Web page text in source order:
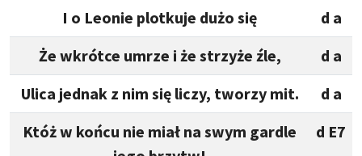
I o Leonie plotkuje dużo się
d a
Że wkrótce umrze i że strzyże źle,
d a
Ulica jednak z nim się liczy, tworzy mit.
d a
Któż w końcu nie miał na swym gardle
d E7